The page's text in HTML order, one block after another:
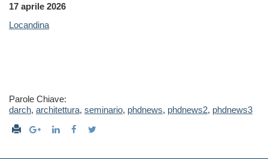
17 aprile 2026
Locandina
Parole Chiave:
darch, architettura, seminario, phdnews, phdnews2, phdnews3